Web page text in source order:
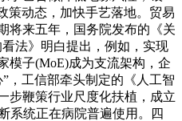
策动态，加快手艺落地。贸易
将来五年，国务院发布的《关
法》明白提出，例如，实现
模子(MoE)成为支流架构，企
，工信部牵头制定的《人工智
步鞭策行业尺度化扶植，成立
系统正在病院普遍使用。四